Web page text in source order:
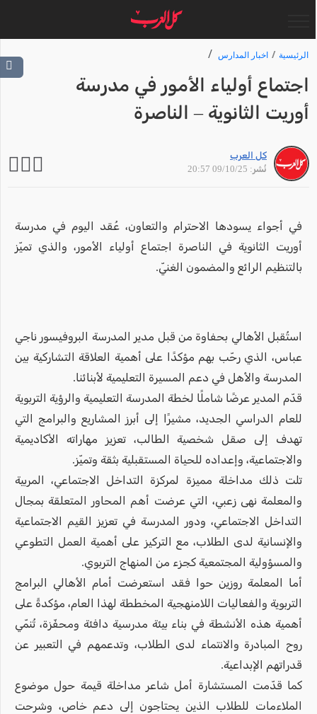
الرئيسية اخبار المدارس
اجتماع أولياء الأمور في مدرسة
أوريت الثانوية – الناصرة
كل العرب
نُشر: 09/10/25 20:57
في أجواء يسودها الاحترام والتعاون، عُقد اليوم في مدرسة
أوريت الثانوية في الناصرة اجتماع أولياء الأمور، والذي تميّز
بالتنظيم الرائع والمضمون الغنيّ.
استُقبل الأهالي بحفاوة من قبل مدير المدرسة البروفيسور ناجي
عباس، الذي رحّب بهم مؤكدًا على أهمية العلاقة التشاركية بين
المدرسة والأهل في دعم المسيرة التعليمية لأبنائنا.
قدّم المدير عرضًا شاملًا لخطة المدرسة التعليمية والرؤية التربوية
للعام الدراسي الجديد، مشيرًا إلى أبرز المشاريع والبرامج التي
تهدف إلى صقل شخصية الطالب، تعزيز مهاراته الأكاديمية
والاجتماعية، وإعداده للحياة المستقبلية بثقة وتميّز.
تلت ذلك مداخلة مميزة لمركزة التداخل الاجتماعي، المربية
والمعلمة نهى زعبي، التي عرضت أهم المحاور المتعلقة بمجال
التداخل الاجتماعي، ودور المدرسة في تعزيز القيم الاجتماعية
والإنسانية لدى الطلاب، مع التركيز على أهمية العمل التطوعي
والمسؤولية المجتمعية كجزء من المنهاج التربوي.
أما المعلمة روزين حوا فقد استعرضت أمام الأهالي البرامج
التربوية والفعاليات اللامنهجية المخططة لهذا العام، مؤكدةً على
أهمية هذه الأنشطة في بناء بيئة مدرسية دافئة ومحفّزة، تُنمّي
روح المبادرة والانتماء لدى الطلاب، وتدعمهم في التعبير عن
قدراتهم الإبداعية.
كما قدّمت المستشارة أمل شاعر مداخلة قيمة حول موضوع
الملاءمات للطلاب الذين يحتاجون إلى دعم خاص، وشرحت